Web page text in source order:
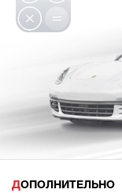
ДОПОЛНИТЕЛЬНО